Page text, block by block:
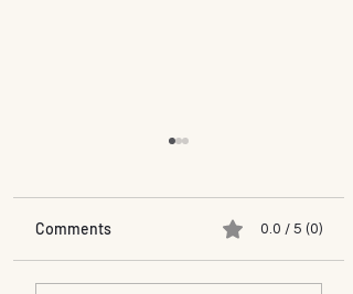
Comments 0.0 / 5 (0)